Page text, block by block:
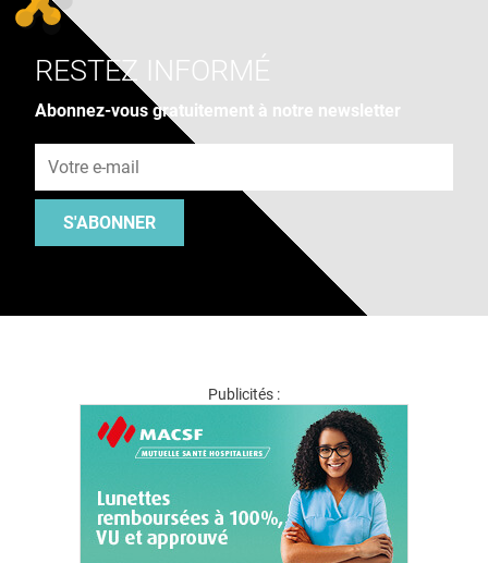
RESTEZ INFORMÉ
Abonnez-vous gratuitement à notre newsletter
S'ABONNER
Publicités :